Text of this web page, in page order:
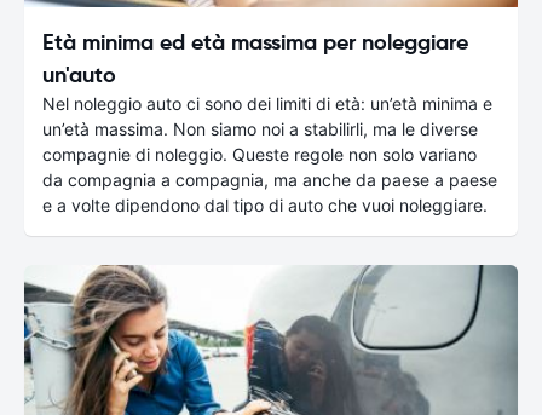
Età minima ed età massima per noleggiare
un'auto
Nel noleggio auto ci sono dei limiti di età: un’età minima e
un’età massima. Non siamo noi a stabilirli, ma le diverse
compagnie di noleggio. Queste regole non solo variano
da compagnia a compagnia, ma anche da paese a paese
e a volte dipendono dal tipo di auto che vuoi noleggiare.